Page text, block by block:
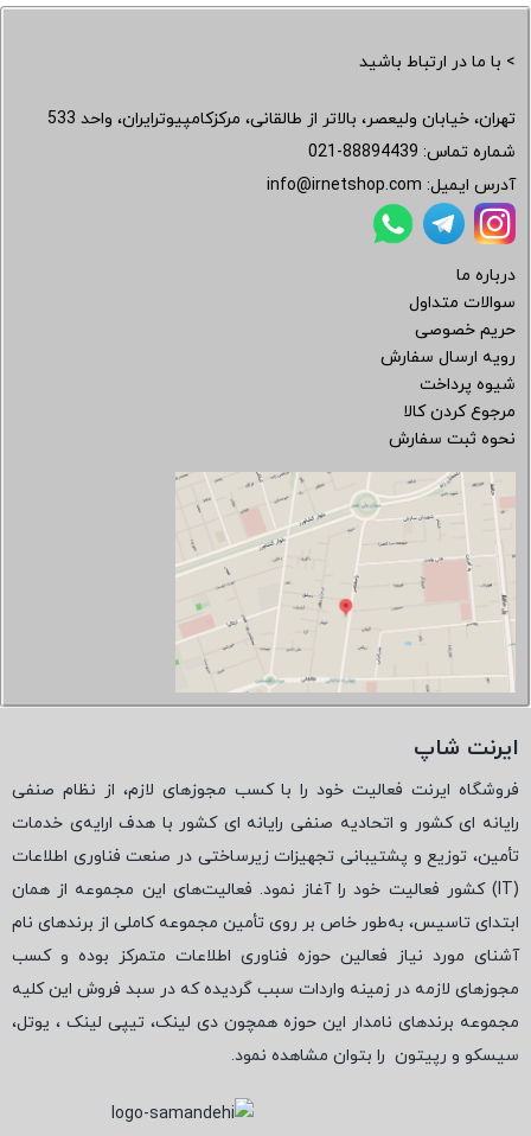
> با ما در ارتباط باشید
تهران، خیابان ولیعصر، بالاتر از طالقانی، مرکزکامپیوترایران، واحد 533
شماره تماس: 021-88894439
آدرس ایمیل: info@irnetshop.com
درباره ما
سوالات متداول
حریم خصوصی
رویه ارسال سفارش
شیوه پرداخت
مرجوع کردن کالا
نحوه ثبت سفارش
ایرنت شاپ
فروشگاه ایرنت فعالیت خود را با کسب مجوزهای لازم، از نظام صنفی
رایانه ای کشور و اتحادیه صنفی رایانه ای کشور با هدف ارایه‌ی خدمات
تأمین، توزیع و پشتیبانی تجهیزات زیرساختی در صنعت فناوری اطلاعات
(
IT) کشور فعالیت خود را آغاز نمود. فعالیت‌های این مجموعه از همان
ابتدای تاسیس، به‌طور خاص بر روی تأمین مجموعه کاملی از برندهای نام
آشنای مورد نیاز فعالین حوزه فناوری اطلاعات متمرکز بوده و کسب
مجوزهای لازمه در زمینه واردات سبب گردیده که در سبد فروش این کلیه
مجموعه برندهای نامدار این حوزه همچون دی لینک، تیپی لینک ، یوتل،
سیسکو و رپیتون را بتوان مشاهده نمود.